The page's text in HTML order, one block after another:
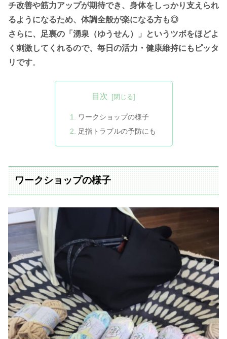
チ改善や筋力アップが期待でき、身体をしっかり支えられ
るようになるため、体調全般が楽になる方も◎
さらに、足裏の「湧泉（ゆうせん）」というツボをほどよ
く刺激してくれるので、毎日の活力・健康維持にもピッタ
リです。
目次
ワークショップの様子
足指トラブルの予防にも
ワークショップの様子